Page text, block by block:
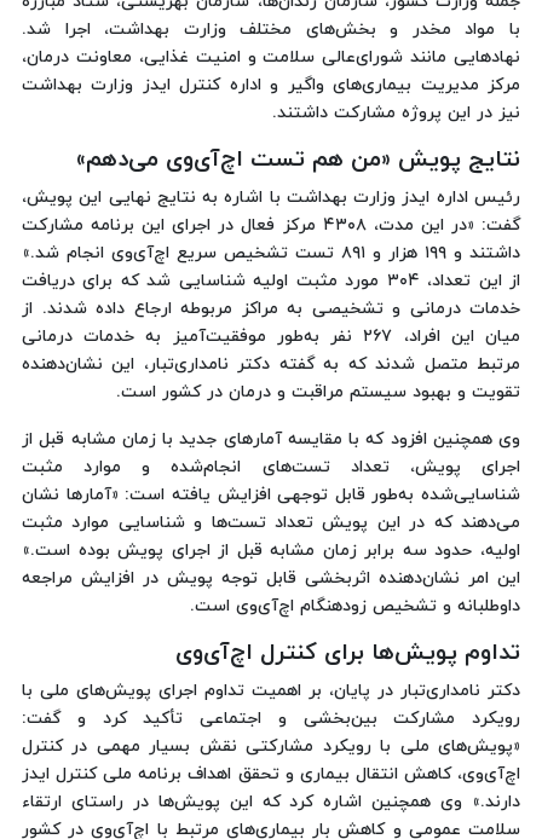
با مواد مخدر و بخش‌های مختلف وزارت بهداشت، اجرا شد.
نهادهایی مانند شورای‌عالی سلامت و امنیت غذایی، معاونت درمان،
مرکز مدیریت بیماری‌های واگیر و اداره کنترل ایدز وزارت بهداشت
نیز در این پروژه مشارکت داشتند.
نتایج پویش «من هم تست اچ‌آی‌وی می‌دهم»
رئیس اداره ایدز وزارت بهداشت با اشاره به نتایج نهایی این پویش،
گفت: «در این مدت، ۴۳۰۸ مرکز فعال در اجرای این برنامه مشارکت
داشتند و ۱۹۹ هزار و ۸۹۱ تست تشخیص سریع اچ‌آی‌وی انجام شد.»
از این تعداد، ۳۰۴ مورد مثبت اولیه شناسایی شد که برای دریافت
خدمات درمانی و تشخیصی به مراکز مربوطه ارجاع داده شدند. از
میان این افراد، ۲۶۷ نفر به‌طور موفقیت‌آمیز به خدمات درمانی
مرتبط متصل شدند که به گفته دکتر نامداری‌تبار، این نشان‌دهنده
تقویت و بهبود سیستم مراقبت و درمان در کشور است.
وی همچنین افزود که با مقایسه آمارهای جدید با زمان مشابه قبل از
اجرای پویش، تعداد تست‌های انجام‌شده و موارد مثبت
شناسایی‌شده به‌طور قابل توجهی افزایش یافته است: «آمارها نشان
می‌دهند که در این پویش تعداد تست‌ها و شناسایی موارد مثبت
اولیه، حدود سه برابر زمان مشابه قبل از اجرای پویش بوده است.»
این امر نشان‌دهنده اثربخشی قابل توجه پویش در افزایش مراجعه
داوطلبانه و تشخیص زودهنگام اچ‌آی‌وی است.
تداوم پویش‌ها برای کنترل اچ‌آی‌وی
دکتر نامداری‌تبار در پایان، بر اهمیت تداوم اجرای پویش‌های ملی با
رویکرد مشارکت بین‌بخشی و اجتماعی تأکید کرد و گفت:
«پویش‌های ملی با رویکرد مشارکتی نقش بسیار مهمی در کنترل
اچ‌آی‌وی، کاهش انتقال بیماری و تحقق اهداف برنامه ملی کنترل ایدز
دارند.» وی همچنین اشاره کرد که این پویش‌ها در راستای ارتقاء
سلامت عمومی و کاهش بار بیماری‌های مرتبط با اچ‌آی‌وی در کشور